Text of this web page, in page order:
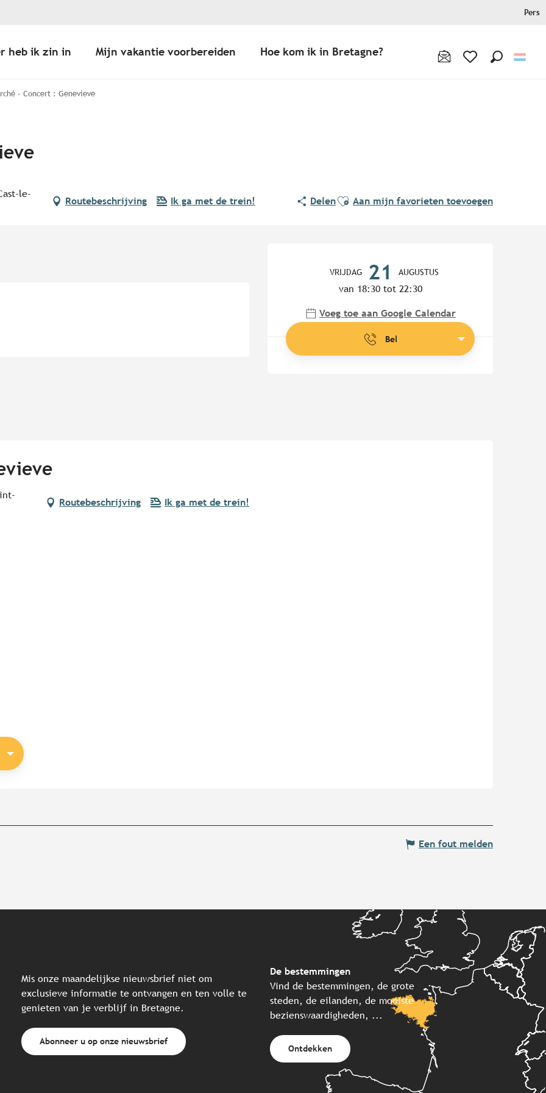
Pers
heb ik zin in Mijn vakantie voorbereiden Hoe kom ik in Bretagne?
- Concert : Genevieve
le-
Routebeschrijving Ik ga met de trein! DelenAjouter aux favoris
Aan mijn favorieten toevoegen
VRIJDAG 21 AUGUSTUS
van 18:30 tot 22:30
Voeg toe aan Google Calendar
Bel
Routebeschrijving Ik ga met de trein!
Een fout melden
Mis onze maandelijkse nieuwsbrief niet om
exclusieve informatie te ontvangen en ten volle te
genieten van je verblijf in Bretagne.
Abonneer u op onze nieuwsbrief
De bestemmingen
Vind de bestemmingen, de grote
steden, de eilanden, de mooiste
bezienswaardigheden, ...
Ontdekken